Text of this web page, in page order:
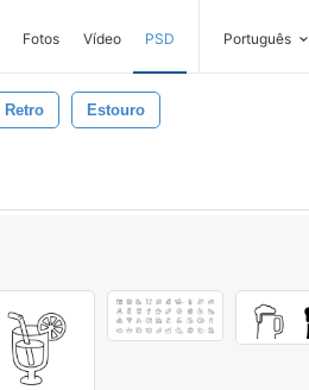
Fotos Vídeo PSD Português
Retro Estouro